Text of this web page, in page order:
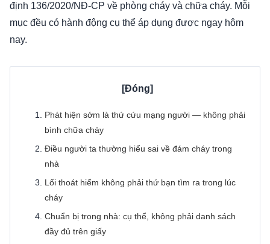
định 136/2020/NĐ-CP về phòng cháy và chữa cháy. Mỗi
mục đều có hành động cụ thể áp dụng được ngay hôm
nay.
Phát hiện sớm là thứ cứu mạng người — không phải
bình chữa cháy
Điều người ta thường hiểu sai về đám cháy trong
nhà
Lối thoát hiểm không phải thứ bạn tìm ra trong lúc
cháy
Chuẩn bị trong nhà: cụ thể, không phải danh sách
đầy đủ trên giấy